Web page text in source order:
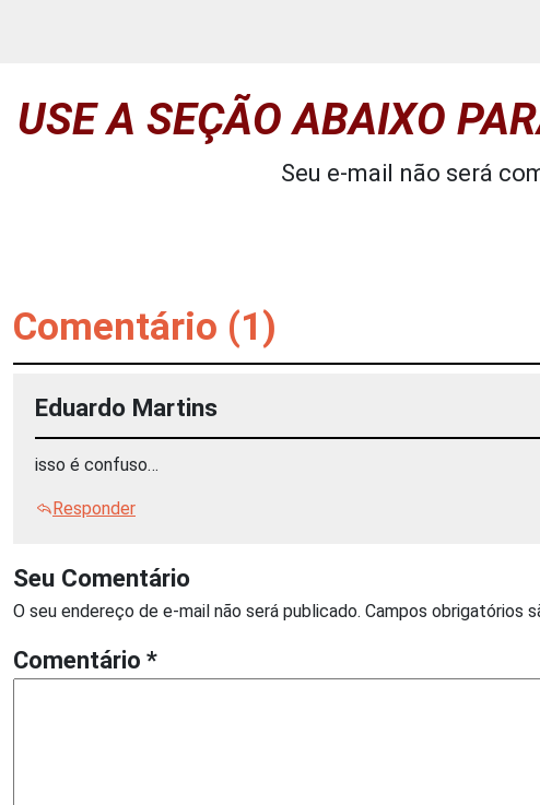
USE A SEÇÃO ABAIXO
Seu e-mail não será
Comentário (1)
Eduardo Martins
isso é confuso…
Responder
Seu Comentário
O seu endereço de e-mail não será publicado. Campos obrigatórios
Comentário *